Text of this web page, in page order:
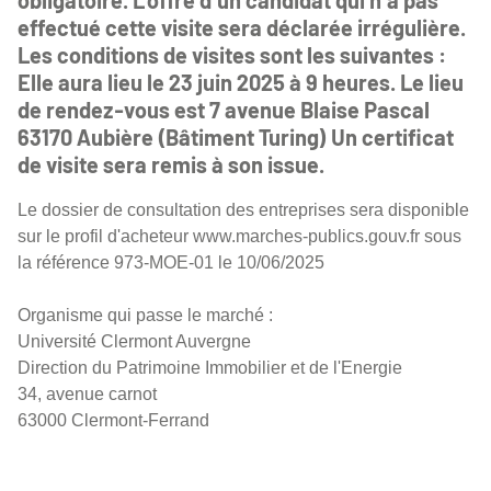
effectué cette visite sera déclarée irrégulière.
Les conditions de visites sont les suivantes :
Elle aura lieu le 23 juin 2025 à 9 heures. Le lieu
de rendez-vous est 7 avenue Blaise Pascal
63170 Aubière (Bâtiment Turing) Un certificat
de visite sera remis à son issue.
Le dossier de consultation des entreprises sera disponible
sur le profil d'acheteur www.marches-publics.gouv.fr sous
la référence 973-MOE-01 le 10/06/2025
Organisme qui passe le marché :
Université Clermont Auvergne
Direction du Patrimoine Immobilier et de l'Energie
34, avenue carnot
63000 Clermont-Ferrand